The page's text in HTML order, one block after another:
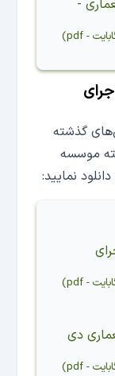
-
-
pdf
)
گذشته
موسسه
نمایید:
-
pdf
)
دی
-
pdf
)